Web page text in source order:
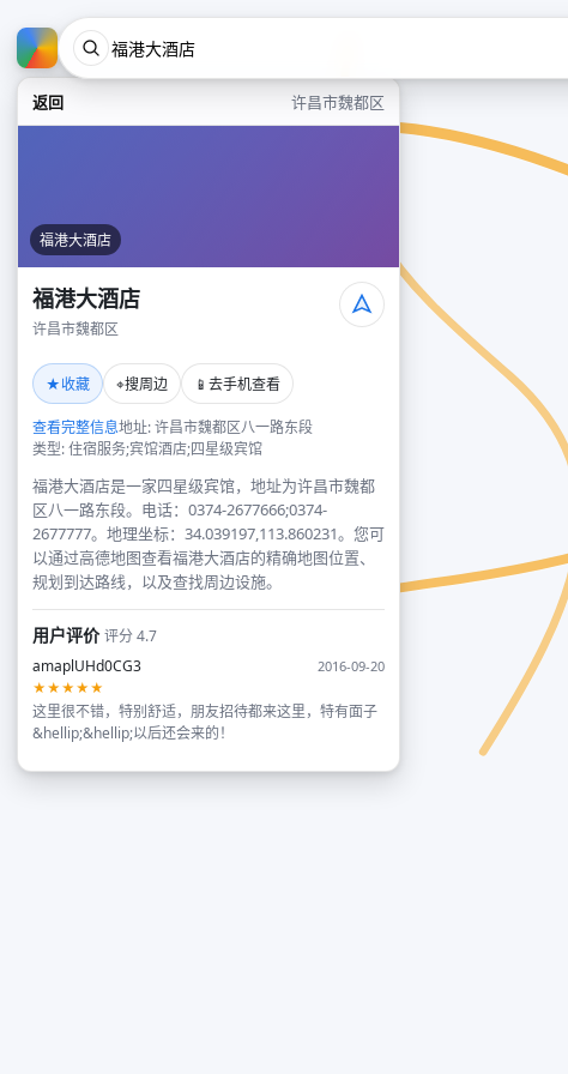
返回 许昌市魏都区
福港大酒店
福港大酒店
许昌市魏都区
★收藏 ⌖搜周边 📱 去手机查看
查看完整信息地址: 许昌市魏都区八一路东段
类型: 住宿服务;宾馆酒店;四星级宾馆
福港大酒店是一家四星级宾馆，地址为许昌市魏都
区八一路东段。电话：0374-2677666;0374-
2677777。地理坐标：34.039197,113.860231。您可
以通过高德地图查看福港大酒店的精确地图位置、
规划到达路线，以及查找周边设施。
用户评价评分 4.7
amaplUHd0CG3
2016-09-20
★★★★★
这里很不错，特别舒适，朋友招待都来这里，特有面子
&hellip;&hellip;以后还会来的！